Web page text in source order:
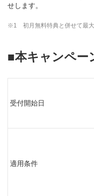
せします。
※1 初月無料特典と併せて最大
■本キャンペー
受付開始日
適用条件